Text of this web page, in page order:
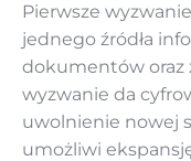
Pierwsze
jednego źródła
dokumentów oraz
wyzwanie da
uwolnienie nowej
umożliwi